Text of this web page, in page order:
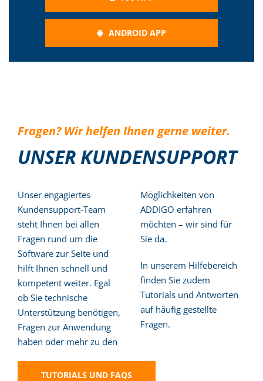
ANDROID APP
Fragen? Wir helfen Ihnen gerne weiter.
UNSER KUNDENSUPPORT
Unser engagiertes
Kundensupport-Team
steht Ihnen bei allen
Fragen rund um die
Software zur Seite und
hilft Ihnen schnell und
kompetent weiter. Egal
ob Sie technische
Unterstützung benötigen,
Fragen zur Anwendung
haben oder mehr zu den
Möglichkeiten von
ADDIGO erfahren
möchten – wir sind für
Sie da.
In unserem Hilfebereich
finden Sie zudem
Tutorials und Antworten
auf häufig gestellte
Fragen.
TUTORIALS UND FAQS